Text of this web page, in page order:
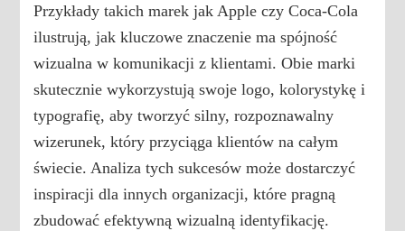
Przykłady takich marek jak Apple czy Coca-Cola
ilustrują, jak kluczowe znaczenie ma spójność
wizualna w komunikacji z klientami. Obie marki
skutecznie wykorzystują swoje logo, kolorystykę i
typografię, aby tworzyć silny, rozpoznawalny
wizerunek, który przyciąga klientów na całym
świecie. Analiza tych sukcesów może dostarczyć
inspiracji dla innych organizacji, które pragną
zbudować efektywną wizualną identyfikację.